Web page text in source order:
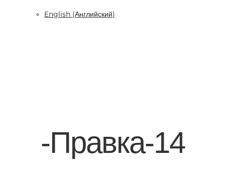
English (Английский)
-Правка-14